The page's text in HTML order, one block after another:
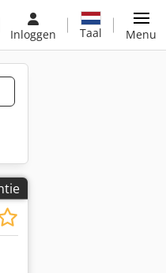
Inloggen Taal Menu